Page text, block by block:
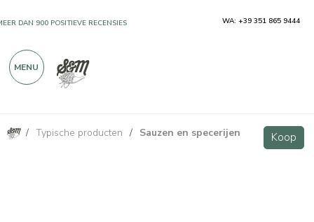
/ Typische producten / Sauzen en specerijen Koop
Koop
DAN 900 POSITIEVE RECENSIES WA: +39 351 865 9444
MENU